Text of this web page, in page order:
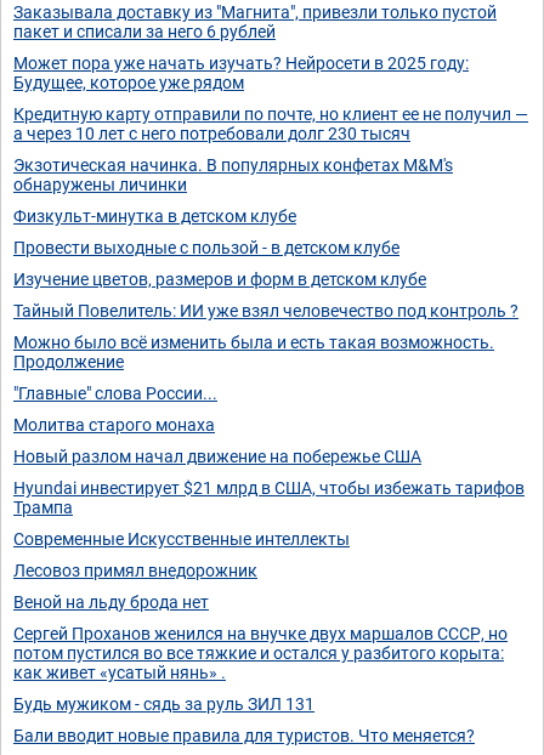
Заказывала доставку из "Магнита", привезли только пустой
пакет и списали за него 6 рублей
Может пора уже начать изучать? Нейросети в 2025 году:
Будущее, которое уже рядом
Кредитную карту отправили по почте, но клиент ее не получил —
а через 10 лет с него потребовали долг 230 тысяч
Экзотическая начинка. В популярных конфетах M&M's
обнаружены личинки
Физкульт-минутка в детском клубе
Провести выходные с пользой - в детском клубе
Изучение цветов, размеров и форм в детском клубе
Тайный Повелитель: ИИ уже взял человечество под контроль ?
Можно было всё изменить была и есть такая возможность.
Продолжение
"Главные" слова России...
Молитва старого монаха
Новый разлом начал движение на побережье США
Hyundai инвестирует $21 млрд в США, чтобы избежать тарифов
Трампа
Современные Искусственные интеллекты
Лесовоз примял внедорожник
Веной на льду брода нет
Сергей Проханов женился на внучке двух маршалов СССР, но
потом пустился во все тяжкие и остался у разбитого корыта:
как живет «усатый нянь» .
Будь мужиком - сядь за руль ЗИЛ 131
Бали вводит новые правила для туристов. Что меняется?